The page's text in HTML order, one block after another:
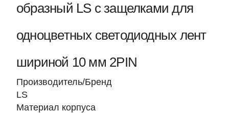
образный LS с защелками для
одноцветных светодиодных лент
шириной 10 мм 2PIN
Производитель/Бренд
LS
Материал корпуса